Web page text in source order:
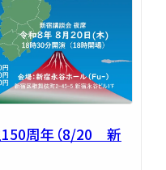
150周年（8/20 新